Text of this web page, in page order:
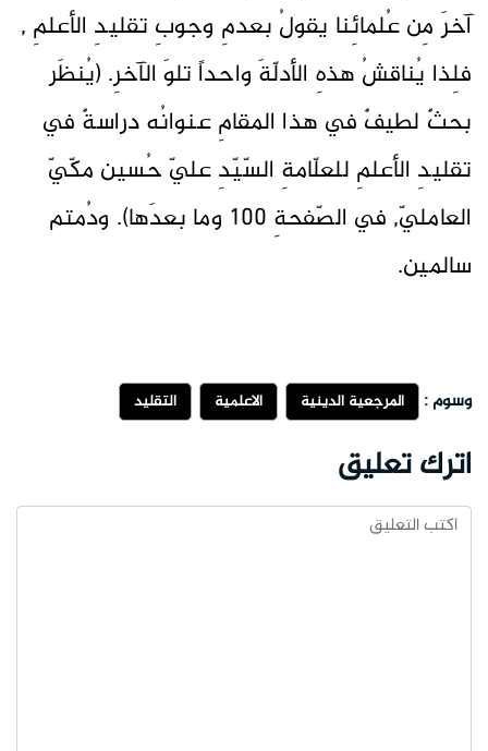
آخرَ مِن عُلمائِنا يقولُ بعدمِ وجوبِ تقليدِ الأعلمِ ,
فلِذا يُناقشُ هذهِ الأدلّةَ واحداً تلوَ الآخرِ. (يُنظَر
بحثٌ لطيفٌ في هذا المقامِ عنوانُه دراسةٌ في
تقليدِ الأعلمِ للعلّامةِ السّيّدِ عليّ حُسين مكّيّ
العامليّ, في الصّفحةِ 100 وما بعدَها). ودُمتم
سالمين.
وسوم : المرجعية الدينية الاعلمية التقليد
اترك تعليق